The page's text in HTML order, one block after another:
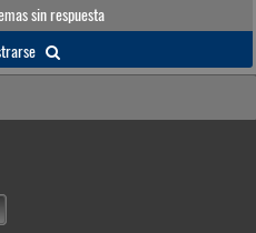
sin respuesta
u
Búsqueda avanzada